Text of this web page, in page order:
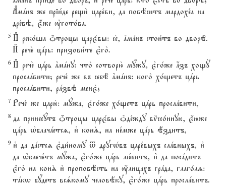
Ґмaнъ же пріи1де рещи2 царе1ви, да повёситъ мардохе1а на
дре1вэ, є4же ўгото1ва.
5 И# реко1ша џтроцы царє1вы: се2, ґмaнъ стои1тъ во дворЁ.
И# рече2 цaрь: призови1те є3го2.
6 И# рече2 цaрь ґмaну: что2 сотворю2 мyжу, є3го1же ѓзъ хощY
прослaвити; рече1 же въ себЁ ґмaнъ: кого2 хо1щетъ цaрь
прослaвити, рaзвэ менє2;
7 Рече1 же царю2: мyжа, є3го1же хо1щетъ цaрь прослaвити,
8 да принесyтъ џтроцы царє1вы nде1жду вmссо1нную, є4юже
цaрь њблачaетсz, и3 конS, на не1мже цaрь э4здитъ,
9 и3 да дaстсz є3ди1ному t другHвъ царе1выхъ слaвныхъ, и3
да њблече1тъ мyжа, є3го1же цaрь лю1битъ, и3 да посaдитъ
є3го2 на конS и3 проповёсть на ќлицахъ грaда, глаго1лz:
тaкw бyдетъ всsкому человёку, є3го1же цaрь прослaвитъ.